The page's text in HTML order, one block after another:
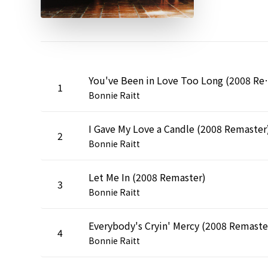
1 You've
Bonnie Raitt
2 I Gave My Love a Candle (2008
Bonnie Raitt
3 Let Me In (2008 Remaster)
Bonnie Raitt
4 Everybody's Cryin' Mercy (2008
Bonnie Raitt